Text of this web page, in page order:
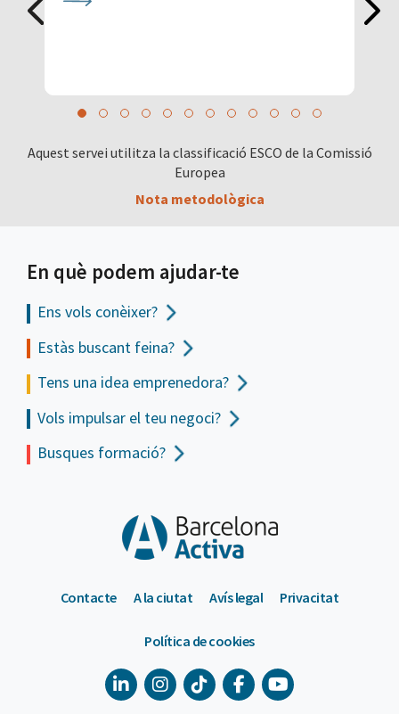
Aquest servei utilitza la classificació ESCO de la Comissió
Europea
Nota metodològica
En què podem ajudar-te
Ens vols conèixer?
Estàs buscant feina?
Tens una idea emprenedora?
Vols impulsar el teu negoci?
Busques formació?
Contacte A la ciutat Avís legal Privacitat
Política de cookies